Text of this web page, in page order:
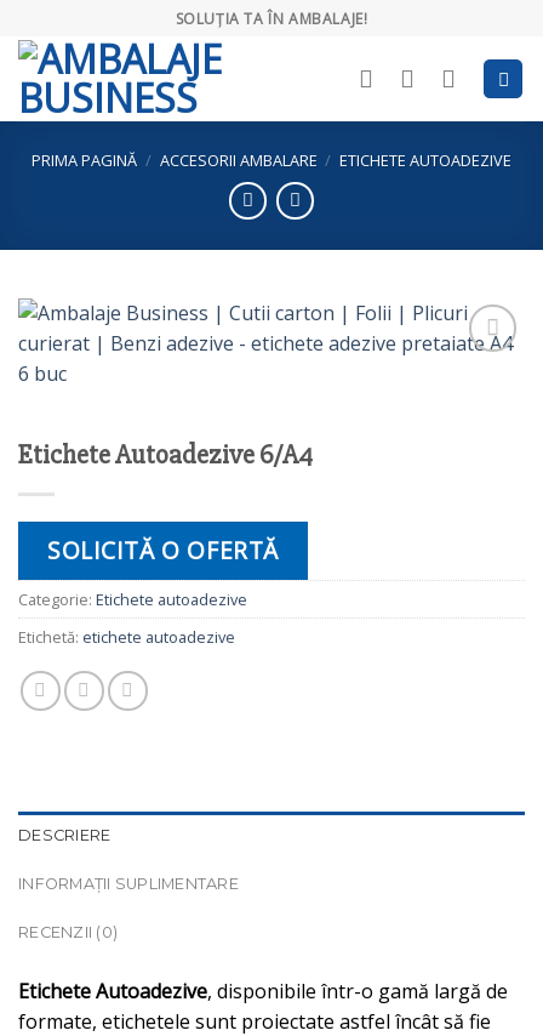
content
SOLUȚIA TA ÎN AMBALAJE!
PRIMA PAGINĂ / ACCESORII AMBALARE / ETICHETE AUTOADEZIVE
Etichete Autoadezive 6/A4
SOLICITĂ O OFERTĂ
Categorie: Etichete autoadezive
Etichetă: etichete autoadezive
DESCRIERE
INFORMAȚII SUPLIMENTARE
RECENZII (0)
Etichete Autoadezive, disponibile într-o gamă largă de
formate, etichetele sunt proiectate astfel încât să fie